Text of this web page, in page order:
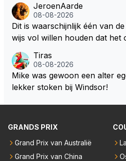
aatste tijd kriebelt bij mij toch
s een knappe auto van Red
ie laatste paar records van
ton kan slopen. Hij heeft dat
leen die shit-Red Bull moet
JeroenAarde
08-08-2026
Dit is waarschijnlijk één van
wijs vol willen houden dat het
reurs gezegd! Dat het lichter, korter en smaller zou
moeten onderschrijf ik maar
zijn visie van het huidige concept volg.
sing eenvoudig. Maak de
emand zeurt meer. De verbetering van de F1 zit in d
e brandstof. De batterij zorgt
r een ander milieu probleem. Door de klimaatgekte i
Tiras
08-08-2026
Mike was gewoon een alter
lekker stoken bij Windsor!
GRANDS PRIX
Grand Prix van Australië
Grand Prix van China